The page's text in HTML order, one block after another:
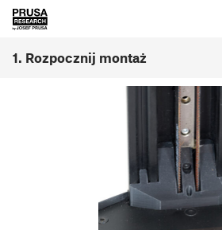
1. Rozpocznij montaż